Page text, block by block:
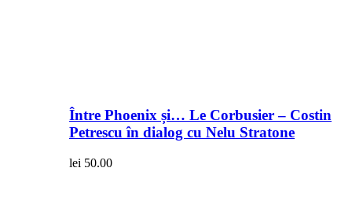
Între Phoenix și… Le Corbusier – Costin
Petrescu în dialog cu Nelu Stratone
lei 50.00